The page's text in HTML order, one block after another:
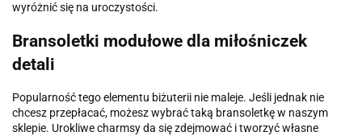
wyróżnić się na uroczystości.
Bransoletki modułowe dla miłośniczek
detali
Popularność tego elementu biżuterii nie maleje. Jeśli jednak nie
chcesz przepłacać, możesz wybrać taką bransoletkę w naszym
sklepie. Urokliwe charmsy da się zdejmować i tworzyć własne